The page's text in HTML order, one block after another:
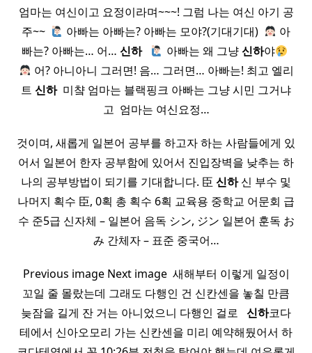
엄마는 여신이고 요정이라며~~~! 그럼 나는 여신 아기 공
주~~ ​
아빠는 아빠는? 아빠는 모야?(기대기대) ​
아
빠는? 아빠는… 어…신하​ ​ 아빠는 왜 그냥신하야
어? 아니아니 그러면! 음… 그러면… 아빠는! 최고 엘리
트 신하​ 미챸 엄마는 블랙핑크 아빠는 그냥 시민 그거냐
고 ​ 엄마는 여신요정…
것이며, 새롭게 일본어 공부를 하고자 하는 사람들에게 있
어서 일본어 한자 공부함에 있어서 진입장벽을 낮추는 하
나의 공부방법이 되기를 기대합니다. 臣 신하신 부수 및
나머지 획수 臣, 0획 총 획수 6획 교육용 중학교 어문회 급
수 준5급 신자체 – 일본어 음독 シン, ジン 일본어 훈독 お
み 간체자 – 표준 중국어…
Previous image Next image ​ 새해부터 이렇게 일정이
꼬일 줄 몰랐는데 그래도 다행인 건 신칸센을 놓칠 만큼
늦잠을 길게 잔 거는 아니었으니 다행인 걸로 ​ ​ 신하코다
테에서 신아오모리 가는 신칸센을 미리 예약해뒀어서 하